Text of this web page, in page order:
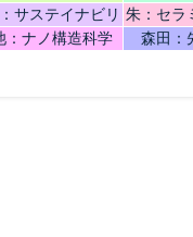
サステイナビリ
ティデザイン
朱：セラ
：ナノ構造科学
森田：